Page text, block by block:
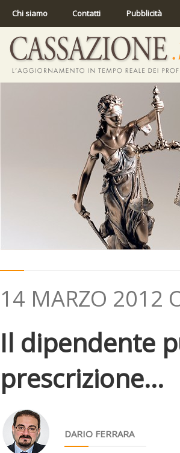
Chi siamo Contatti Pubblicità
14 MARZO 2012
Il dipendente
prescrizione...
DARIO FERRARA